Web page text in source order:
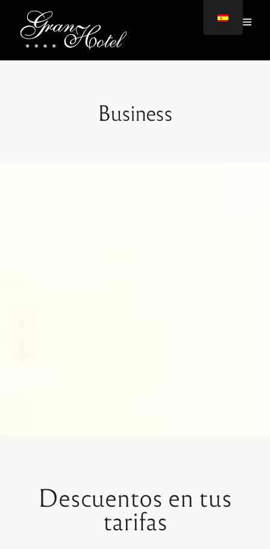
Business
Descuentos en tus
tarifas